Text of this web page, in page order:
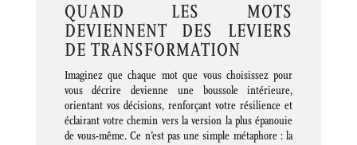
QUAND LES MOTS
DEVIENNENT DES LEVIERS
DE TRANSFORMATION
Imaginez que chaque mot que vous choisissez pour
vous décrire devienne une boussole intérieure,
orientant vos décisions, renforçant votre résilience et
éclairant votre chemin vers la version la plus épanouie
de vous-même. Ce n’est pas une simple métaphore : la